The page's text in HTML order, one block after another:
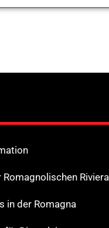
Riviera
in der Romagna